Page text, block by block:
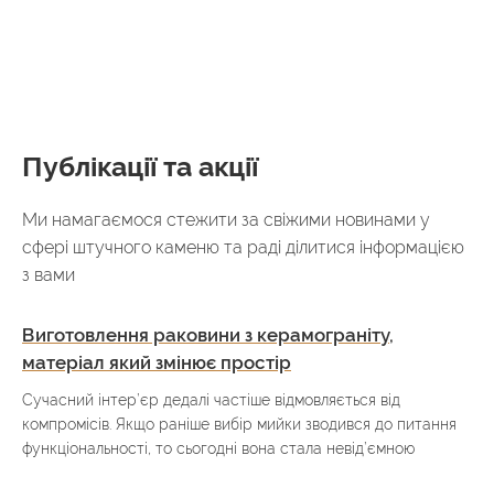
Публікації та акції
Ми намагаємося стежити за свіжими новинами у
сфері штучного каменю та раді ділитися інформацією
з вами
Виготовлення раковини з керамограніту,
матеріал який змінює простір
Сучасний інтер’єр дедалі частіше відмовляється від
компромісів. Якщо раніше вибір мийки зводився до питання
функціональності, то сьогодні вона стала невід’ємною